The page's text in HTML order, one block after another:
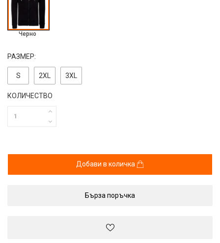
Черно
РАЗМЕР:
S 2ХL 3ХL
КОЛИЧЕСТВО
Добави в количка
Бърза поръчка